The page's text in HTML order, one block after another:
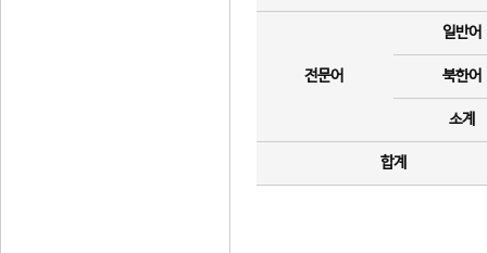
전문어
일반어
북한어
소계
합계